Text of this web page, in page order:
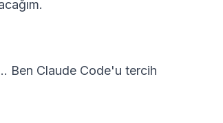
Ben Claude Code'u tercih